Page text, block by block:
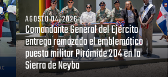
AGOSTO 04, 2026
Comandante General del Ejército
entrega remozado el emblemático
puesto militar Pirámide 204 en la
Sierra de Neyba